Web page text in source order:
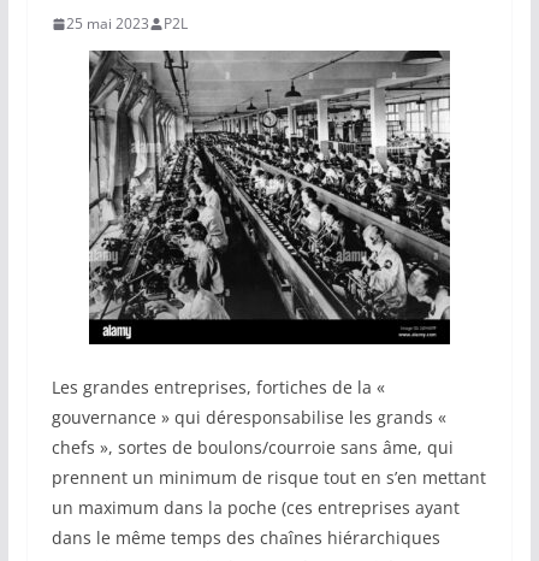
25 mai 2023 P2L
Les grandes entreprises, fortiches de la «
gouvernance » qui déresponsabilise les grands «
chefs », sortes de boulons/courroie sans âme, qui
prennent un minimum de risque tout en s’en mettant
un maximum dans la poche (ces entreprises ayant
dans le même temps des chaînes hiérarchiques